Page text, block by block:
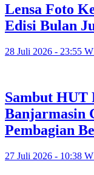
Lensa Foto
Edisi Bulan
28 Juli 2026 - 23:55
Sambut HUT
Banjarmasin
Pembagian
27 Juli 2026 - 10:38